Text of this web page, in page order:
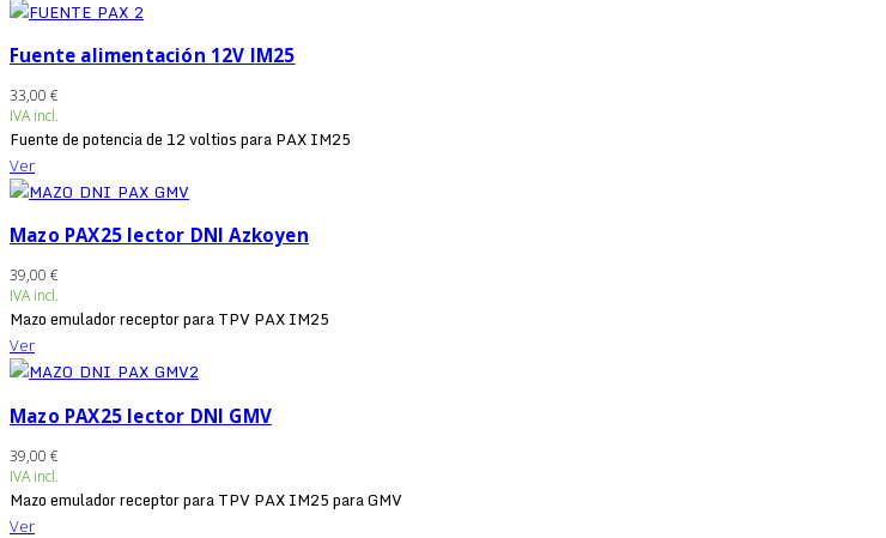
Fuente alimentación 12V IM25
33,00 €
IVA incl.
Fuente de potencia de 12 voltios para PAX IM25
Ver
Mazo PAX25 lector DNI Azkoyen
39,00 €
IVA incl.
Mazo emulador receptor para TPV PAX IM25
Ver
Mazo PAX25 lector DNI GMV
39,00 €
IVA incl.
Mazo emulador receptor para TPV PAX IM25 para GMV
Ver